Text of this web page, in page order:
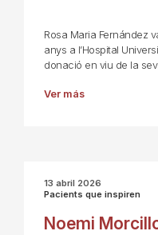
Rosa Maria Fernández
anys a l’Hospital
donació en viu de la
Ver más
13 abril 2026
Pacients que inspiren
Noemi